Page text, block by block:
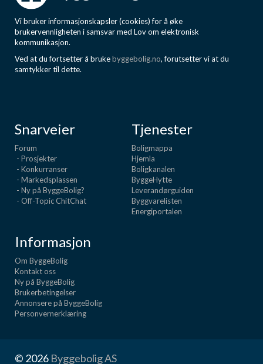
Vi bruker informasjonskapsler (cookies) for å øke
brukervennligheten i samsvar med Lov om elektronisk
kommunikasjon.
Ved at du fortsetter å brukebyggebolig.no, forutsetter vi at du
samtykker til dette.
Snarveier
Forum
- Prosjekter
- Konkurranser
- Markedsplassen
- Ny på ByggeBolig?
- Off-Topic ChitChat
Tjenester
Boligmappa
Hjemla
Boligkanalen
ByggeHytte
Leverandørguiden
Byggvarelisten
Energiportalen
Informasjon
Om ByggeBolig
Kontakt oss
Ny på ByggeBolig
Brukerbetingelser
Annonsere på ByggeBolig
Personvernerklæring
© 2026 Byggebolig AS